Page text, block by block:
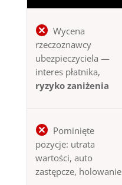
Wycena
rzeczoznawcy
ubezpieczyciela —
interes płatnika,
ryzyko zaniżenia
Pominięte
pozycje: utrata
wartości, auto
zastępcze, holowanie